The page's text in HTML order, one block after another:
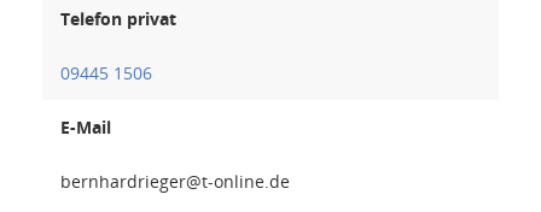
Telefon privat
09445 1506
E-Mail
regeird